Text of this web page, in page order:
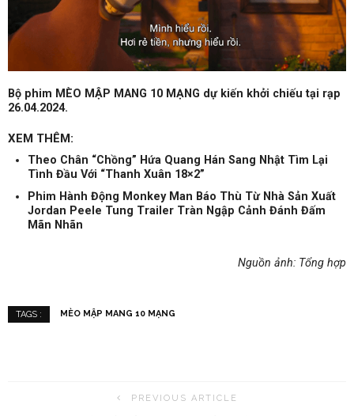
Bộ phim MÈO MẬP MANG 10 MẠNG dự kiến khởi chiếu tại rạp
26.04.2024.
XEM THÊM:
Theo Chân “Chồng” Hứa Quang Hán Sang Nhật Tìm Lại
Tình Đầu Với “Thanh Xuân 18×2”
Phim Hành Động Monkey Man Báo Thù Từ Nhà Sản Xuất
Jordan Peele Tung Trailer Tràn Ngập Cảnh Đánh Đấm
Mãn Nhãn
Nguồn ảnh: Tổng hợp
TAGS : MÈO MẬP MANG 10 MẠNG
PREVIOUS ARTICLE